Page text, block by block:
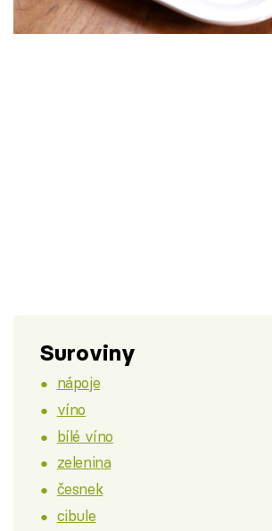
Škola vaření
Suroviny
nápoje
víno
bílé víno
zelenina
česnek
cibule